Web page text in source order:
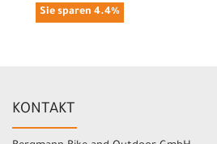
Sie sparen 4.4%
KONTAKT